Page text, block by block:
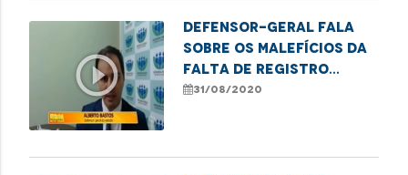
play_circle_outline
Defensor-geral fala
sobre os malefícios da
falta de registro
paterno em nome de
31/08/2020